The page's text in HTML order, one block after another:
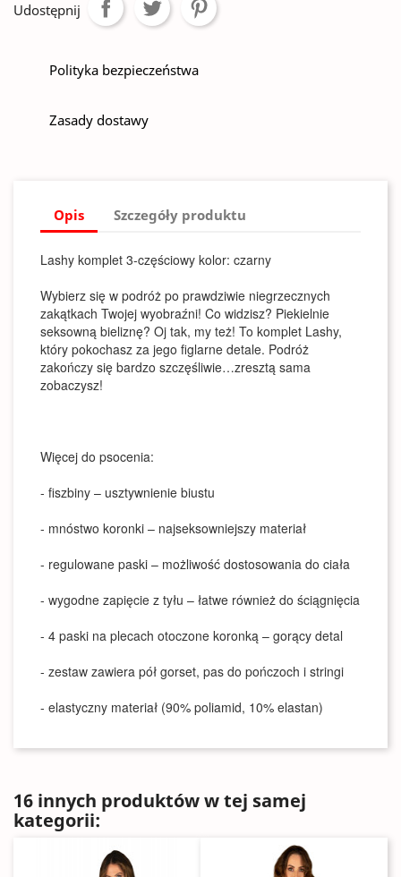
Udostępnij
Polityka bezpieczeństwa
Zasady dostawy
Opis Szczegóły produktu
Lashy komplet 3-częściowy kolor: czarny
Wybierz się w podróż po prawdziwie niegrzecznych
zakątkach Twojej wyobraźni! Co widzisz? Piekielnie
seksowną bieliznę? Oj tak, my też! To komplet Lashy,
który pokochasz za jego figlarne detale. Podróż
zakończy się bardzo szczęśliwie…zresztą sama
zobaczysz!
Więcej do psocenia:
- fiszbiny – usztywnienie biustu
- mnóstwo koronki – najseksowniejszy materiał
- regulowane paski – możliwość dostosowania do ciała
- wygodne zapięcie z tyłu – łatwe również do ściągnięcia
- 4 paski na plecach otoczone koronką – gorący detal
- zestaw zawiera pół gorset, pas do pończoch i stringi
- elastyczny materiał (90% poliamid, 10% elastan)
16 innych produktów w tej samej
kategorii: